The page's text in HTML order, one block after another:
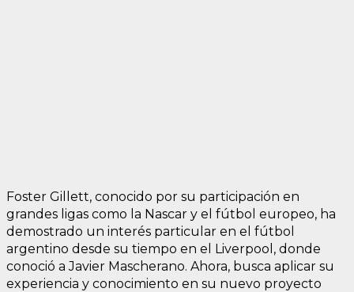
Foster Gillett, conocido por su participación en
grandes ligas como la Nascar y el fútbol europeo, ha
demostrado un interés particular en el fútbol
argentino desde su tiempo en el Liverpool, donde
conoció a Javier Mascherano. Ahora, busca aplicar su
experiencia y conocimiento en su nuevo proyecto